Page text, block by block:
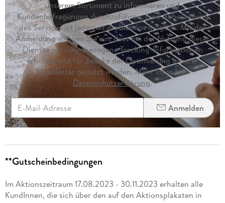
unserem Sortiment zu informieren und
Kundenbefragungen durchzuführen. Eine Abbestellung
des Services ist jederzeit problemlos möglich. Mit der
Anmeldung willigen Sie ein, dass bei der Nutzung dieser
Dienste personenbezogene Tracking-Informationen
erhoben und für Zwecke der Optimierung unserer
Newsletter genutzt werden. Mehr Infos hier
Datenschutzerklärung.
Anmelden
**Gutscheinbedingungen
Im Aktionszeitraum 17.08.2023 - 30.11.2023 erhalten alle
KundInnen, die sich über den auf den Aktionsplakaten in